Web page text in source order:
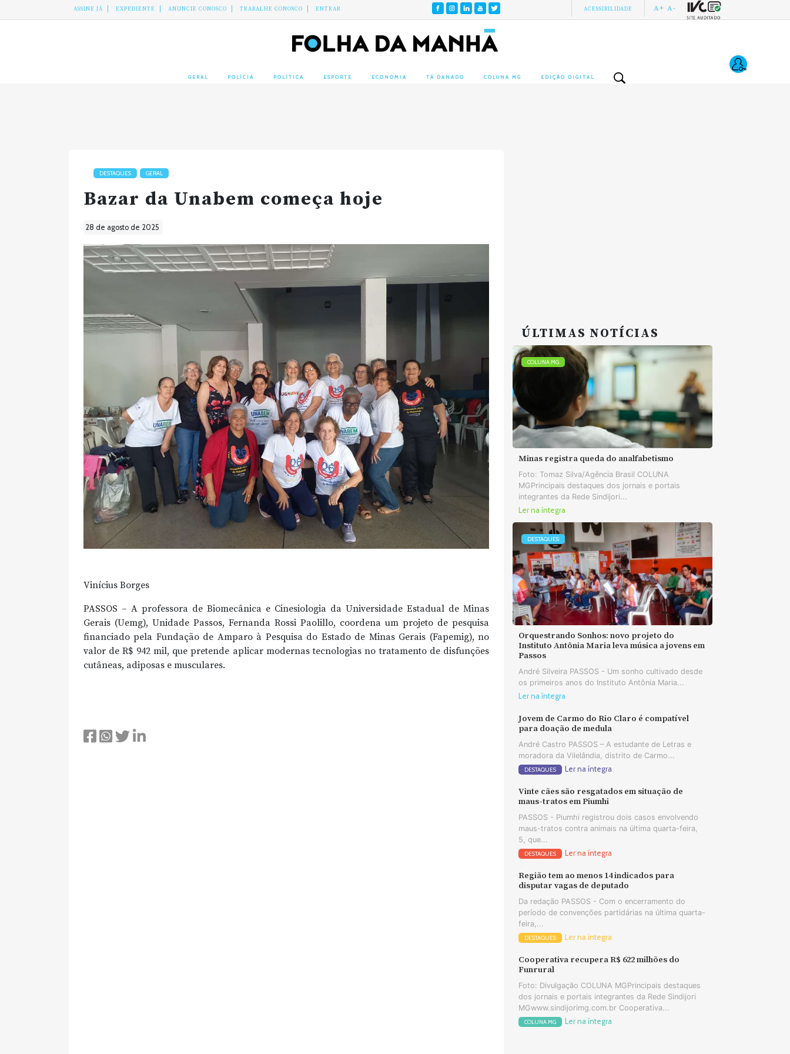
ASSINE JÁ EXPEDIENTE ANUNCIE CONOSCO TRABALHE CONOSCO ENTRAR ACESSIBILIDADE A+ A-
GERAL POLÍCIA POLÍTICA ESPORTE ECONOMIA TÁ DANADO COLUNA MG EDIÇÃO DIGITAL
DESTAQUES GERAL
Bazar da Unabem começa hoje
28 de agosto de 2025
Vinícius Borges
PASSOS – A professora de Biomecânica e Cinesiologia da Universidade Estadual de Minas
Gerais (Uemg), Unidade Passos, Fernanda Rossi Paolillo, coordena um projeto de pesquisa
financiado pela Fundação de Amparo à Pesquisa do Estado de Minas Gerais (Fapemig), no
valor de R$ 942 mil, que pretende aplicar modernas tecnologias no tratamento de disfunções
cutâneas, adiposas e musculares.
ÚLTIMAS NOTÍCIAS
COLUNA MG
Minas registra queda do analfabetismo
Foto: Tomaz Silva/Agência Brasil COLUNA
MGPrincipais destaques dos jornais e portais
integrantes da Rede Sindijori...
Ler na íntegra
DESTAQUES
Orquestrando Sonhos: novo projeto do
Instituto Antônia Maria leva música a jovens em
Passos
André Silveira PASSOS - Um sonho cultivado desde
os primeiros anos do Instituto Antônia Maria...
Ler na íntegra
Jovem de Carmo do Rio Claro é compatível
para doação de medula
André Castro PASSOS – A estudante de Letras e
moradora da Vilelândia, distrito de Carmo...
DESTAQUES Ler na íntegra
Vinte cães são resgatados em situação de
maus-tratos em Piumhi
PASSOS - Piumhi registrou dois casos envolvendo
maus-tratos contra animais na última quarta-feira,
5, que...
DESTAQUES Ler na íntegra
Região tem ao menos 14 indicados para
disputar vagas de deputado
Da redação PASSOS - Com o encerramento do
período de convenções partidárias na última quarta-
feira,...
DESTAQUES Ler na íntegra
Cooperativa recupera R$ 622 milhões do
Funrural
Foto: Divulgação COLUNA MGPrincipais destaques
dos jornais e portais integrantes da Rede Sindijori
MGwww.sindijorimg.com.br Cooperativa...
COLUNA MG Ler na íntegra